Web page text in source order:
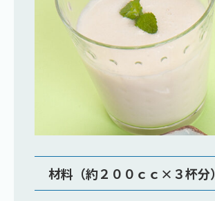
材料（約２００ｃｃ×３杯分）